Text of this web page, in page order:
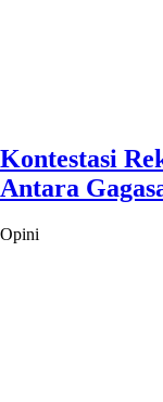
Kontestasi
Antara
Opini